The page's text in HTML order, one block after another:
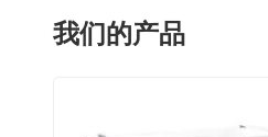
我们的产品